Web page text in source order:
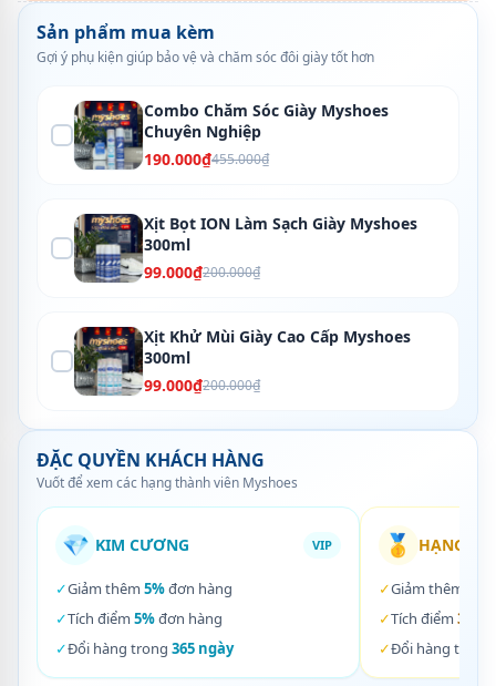
Sản phẩm mua kèm
Gợi ý phụ kiện giúp bảo vệ và chăm sóc đôi giày tốt hơn
Combo Chăm Sóc Giày Myshoes
Chuyên Nghiệp
190.000₫455.000₫
Xịt Bọt ION Làm Sạch Giày Myshoes
300ml
99.000₫200.000₫
Xịt Khử Mùi Giày Cao Cấp Myshoes
300ml
99.000₫200.000₫
ĐẶC QUYỀN KHÁCH HÀNG
Vuốt để xem các hạng thành viên Myshoes
💎 KIM CƯƠNG VIP
✓Giảm thêm 5%đơn hàng
✓Tích điểm 5%đơn hàng
✓Đổi hàng trong 365 ngày
🥇 HẠNG
✓Giảm thêm
✓Tích điểm 3%
✓Đổi hàng trong